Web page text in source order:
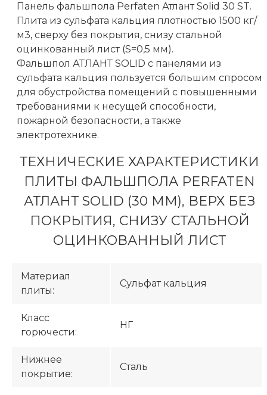
Панель фальшпола Perfaten Атлант Solid 30 ST.
Плита из сульфата кальция плотностью 1500 кг/
м3, сверху без покрытия, снизу стальной
оцинкованный лист (S=0,5 мм).
Фальшпол АТЛАНТ SOLID с панелями из
сульфата кальция пользуется большим спросом
для обустройства помещений с повышенными
требованиями к несущей способности,
пожарной безопасности, а также
электротехнике.
ТЕХНИЧЕСКИЕ ХАРАКТЕРИСТИКИ
ПЛИТЫ ФАЛЬШПОЛА PERFATEN
АТЛАНТ SOLID (30 ММ), ВЕРХ БЕЗ
ПОКРЫТИЯ, СНИЗУ СТАЛЬНОЙ
ОЦИНКОВАННЫЙ ЛИСТ
Материал
плиты:
Сульфат кальция
Класс
горючести:
НГ
Нижнее
покрытие:
Сталь